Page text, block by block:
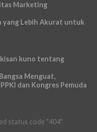
Marketing
yang Lebih Akurat untuk
kuno tentang
Menguat,
dan Kongres Pemuda
status code "404"